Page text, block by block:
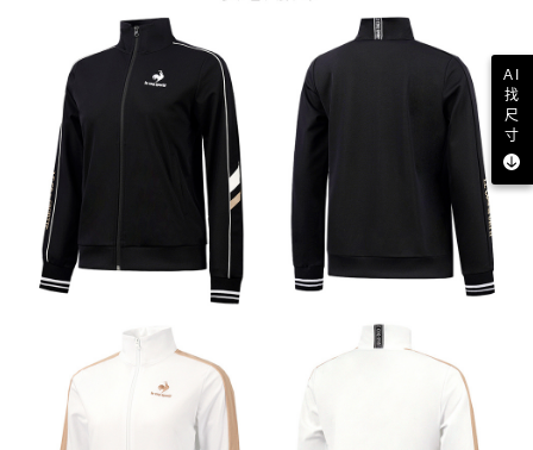
AI
找
尺
寸